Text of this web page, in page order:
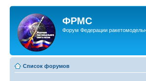
ФРМС
Форум Федерации
Список форумов